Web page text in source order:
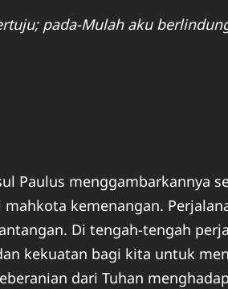
pada-Mulah aku
Paulus menggambarkannya
kemenangan.
Di tengah-tengah
kekuatan bagi kita untuk
dari Tuhan